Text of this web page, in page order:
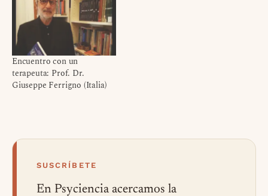
Encuentro con un
terapeuta: Prof. Dr.
Giuseppe Ferrigno (Italia)
SUSCRÍBETE
En Psyciencia acercamos la